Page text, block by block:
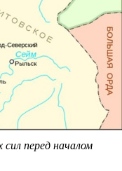
перед началом